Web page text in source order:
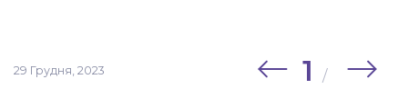
29 Грудня, 2023 1 /